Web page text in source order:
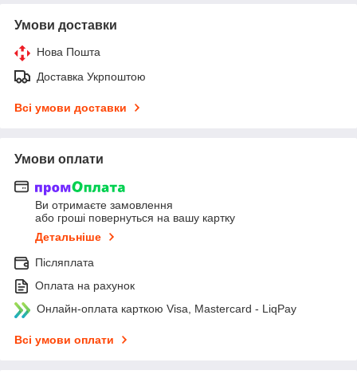
Умови доставки
Нова Пошта
Доставка Укрпоштою
Всі умови доставки
Умови оплати
Ви отримаєте замовлення
або гроші повернуться на вашу картку
Детальніше
Післяплата
Оплата на рахунок
Онлайн-оплата карткою Visa, Mastercard - LiqPay
Всі умови оплати